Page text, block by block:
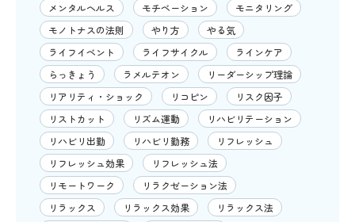
メンタルヘルス
モチベーション
モニタリング
モノトナスの法則
やり方
やる気
ライフイベント
ライフサイクル
ラインケア
らっきょう
ラメルテオン
リーダーシップ理論
リアリティ・ショック
リコピン
リスク因子
リストカット
リズム運動
リハビリテーション
リハビリ出勤
リハビリ勤務
リフレッシュ
リフレッシュ効果
リフレッシュ法
リモートワーク
リラクゼーション法
リラックス
リラックス効果
リラックス法